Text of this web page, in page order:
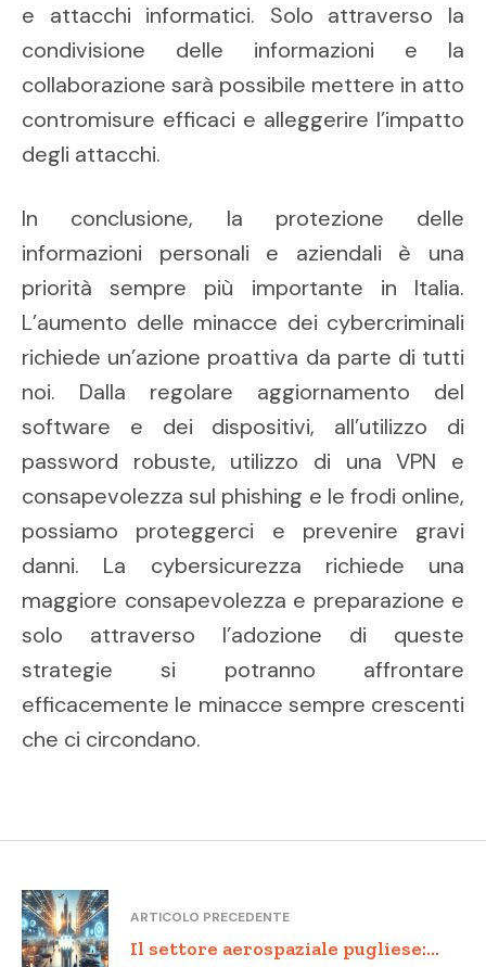
e attacchi informatici. Solo attraverso la
condivisione delle informazioni e la
collaborazione sarà possibile mettere in atto
contromisure efficaci e alleggerire l’impatto
degli attacchi.
In conclusione, la protezione delle
informazioni personali e aziendali è una
priorità sempre più importante in Italia.
L’aumento delle minacce dei cybercriminali
richiede un’azione proattiva da parte di tutti
noi. Dalla regolare aggiornamento del
software e dei dispositivi, all’utilizzo di
password robuste, utilizzo di una VPN e
consapevolezza sul phishing e le frodi online,
possiamo proteggerci e prevenire gravi
danni. La cybersicurezza richiede una
maggiore consapevolezza e preparazione e
solo attraverso l’adozione di queste
strategie si potranno affrontare
efficacemente le minacce sempre crescenti
che ci circondano.
ARTICOLO PRECEDENTE
Il settore aerospaziale pugliese: